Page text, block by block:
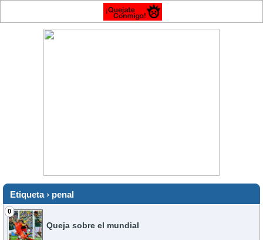
Etiqueta › penal
0
Queja sobre el mundial